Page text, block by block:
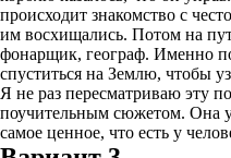
происходит знакомство с
им восхищались. Потом на
фонарщик, географ. Именно
спуститься на Землю, чтобы
Я не раз пересматриваю эту
поучительным сюжетом. Она
самое ценное, что есть у